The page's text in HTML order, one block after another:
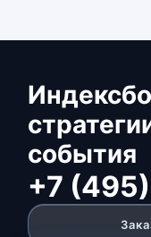
события
+7